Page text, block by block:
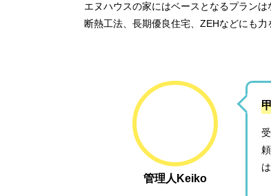
エヌハウスの家にはベースとなるプラン
断熱工法、長期優良住宅、ZEHなどにも力
管理人Keiko